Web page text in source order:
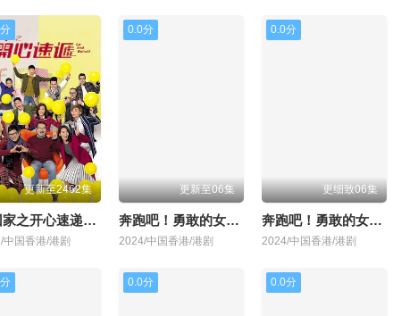
更新至2462集
爱回家之开心速递粤语
国香港/港剧
0.0分
更新至06集
奔跑吧！勇敢的女人们国语
2024/中国香港/港剧
0.0分
更细致06集
奔跑吧！勇敢的女人们粤语
2024/中国香港/港剧
0.0分 0.0分